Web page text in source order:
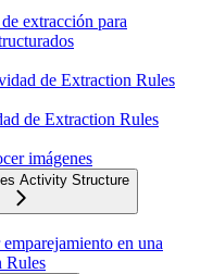
extracción para
de Extraction Rules
de Extraction Rules
imágenes
Activity Structure
en una
Rules